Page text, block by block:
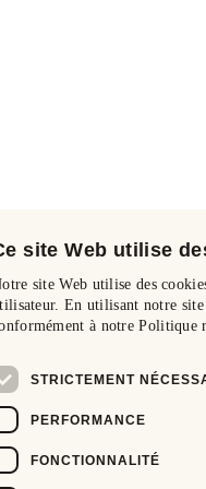
site Web utilise
site Web utilise des
En utilisant notre site
à notre Politique
STRICTEMENT
PERFORMANCE
FONCTIONNALITÉ